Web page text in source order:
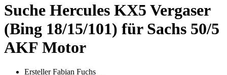
Suche Hercules KX5 Vergaser
(Bing 18/15/101) für Sachs 50/5
AKF Motor
ErstellerFabian Fuchs